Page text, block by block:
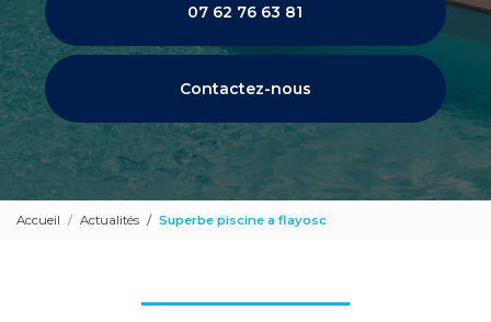
07 62 76 63 81
Contactez-nous
Accueil Actualités Superbe piscine a flayosc